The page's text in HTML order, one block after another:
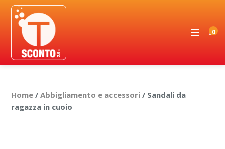
0
Home /Abbigliamento e accessori / Sandali da
ragazza in cuoio